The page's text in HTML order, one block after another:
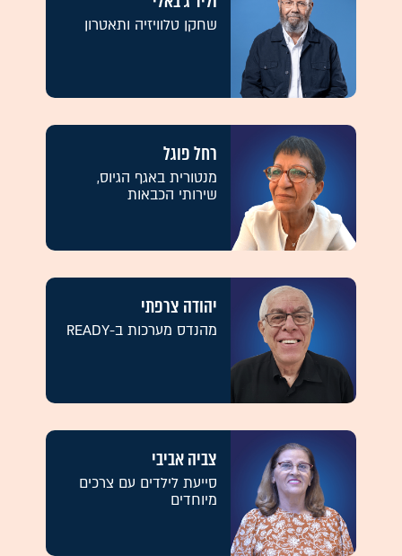
שחקן טלוויזיה ותאטרון
רחל פוגל
מנטורית באגף הגיוס,
שירותי הכבאות
יהודה צרפתי
מהנדס מערכות ב-READY
צביה אביבי
סייעת לילדים עם צרכים
מיוחדים